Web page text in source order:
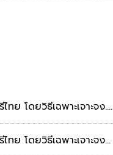
ย โดยวิธีเฉพาะเจาะจง....
ย โดยวิธีเฉพาะเจาะจง...